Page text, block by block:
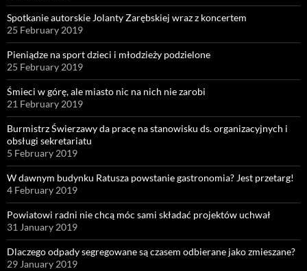
Spotkanie autorskie Jolanty Zarębskiej wraz z koncertem
25 February 2019
Pieniądze na sport dzieci i młodzieży podzielone
25 February 2019
Śmieci w górę, ale miasto nic na nich nie zarobi
21 February 2019
Burmistrz Świerzawy da pracę na stanowisku ds. organizacyjnych i
obsługi sekretariatu
5 February 2019
W dawnym budynku Ratusza powstanie gastronomia? Jest przetarg!
4 February 2019
Powiatowi radni nie chcą móc sami składać projektów uchwał
31 January 2019
Dlaczego odpady segregowane są czasem odbierane jako zmieszane?
29 January 2019